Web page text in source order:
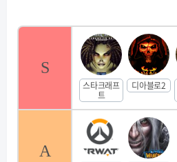
S
스타크래프
트
디아블로2
A